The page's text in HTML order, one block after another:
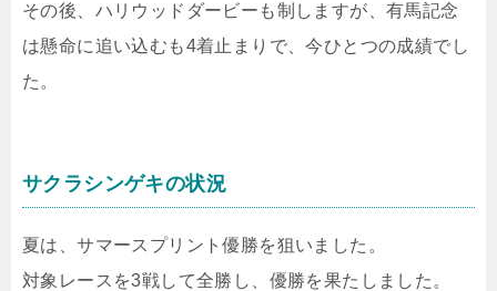
その後、ハリウッドダービーも制しますが、有馬記念
は懸命に追い込むも4着止まりで、今ひとつの成績でし
た。
サクラシンゲキの状況
夏は、サマースプリント優勝を狙いました。
対象レースを3戦して全勝し、優勝を果たしました。